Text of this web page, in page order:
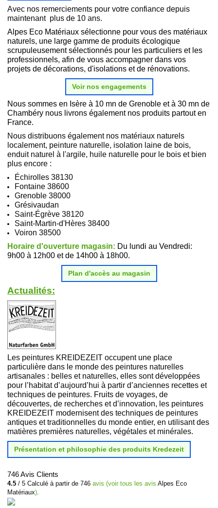
Avec nos remerciements pour votre confiance depuis
maintenant plus de 10 ans.
Alpes Eco Matériaux sélectionne pour vous des matériaux
naturels, une large gamme de produits écologique
scrupuleusement sélectionnés pour les particuliers et les
professionnels, afin de vous accompagner dans vos
projets de décorations, d'isolations et de rénovations.
Voir nos engagements
Nous sommes en Isère à 10 mn de Grenoble et à 30 mn de
Chambéry nous livrons également nos produits partout en
France.
Nous distribuons également nos matériaux naturels
localement, peinture naturelle, isolation laine de bois,
enduit naturel à l'argile, huile naturelle pour le bois et bien
plus encore :
Échirolles 38130
Fontaine 38600
Grenoble 38000
Grésivaudan
Saint-Égrève 38120
Saint-Martin-d'Hères 38400
Voiron 38500
Horaire d'ouverture magasin: Du lundi au Vendredi:
9h00 à 12h00 et de 14h00 à 18h00.
Plan d'accès au magasin
Actualités:
Les peintures KREIDEZEIT occupent une place
particulière dans le monde des peintures naturelles
artisanales : belles et naturelles, elles sont développées
pour l’habitat d’aujourd’hui à partir d’anciennes recettes et
techniques de peintures. Fruits de voyages, de
découvertes, de recherches et d’innovation, les peintures
KREIDEZEIT modernisent des techniques de peintures
antiques et traditionnelles du monde entier, en utilisant des
matières premières naturelles, végétales et minérales.
Présentation et philosophie des produits Kredezeit
746 Avis Clients
4.5 / 5 Calculé à partir de 746 avis (voir tous les avis Alpes Eco
Matériaux).